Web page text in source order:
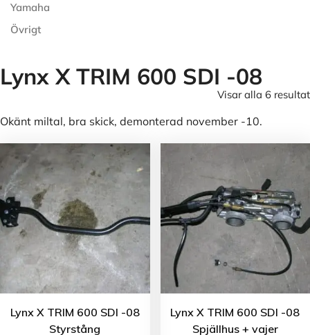
Yamaha
Övrigt
Lynx X TRIM 600 SDI -08
Visar alla 6 resultat
Okänt miltal, bra skick, demonterad november -10.
Lynx X TRIM 600 SDI -08
Styrstång
Lynx X TRIM 600 SDI -08
Spjällhus + vajer